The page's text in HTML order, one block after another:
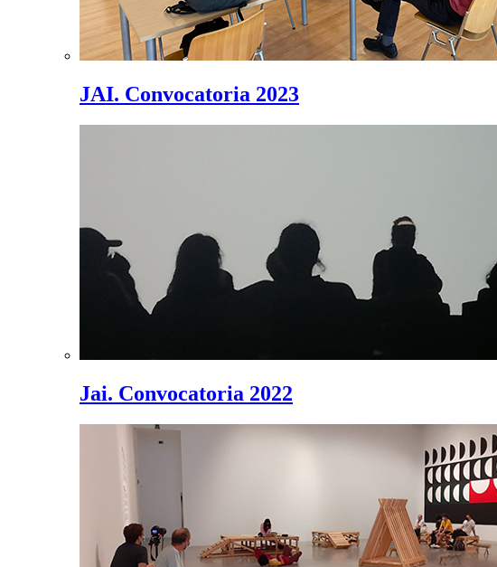
JAI. Convocatoria 2023
Jai. Convocatoria 2022